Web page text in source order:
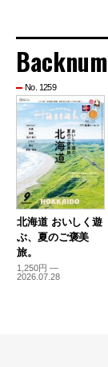
No. 1259
北海道 おいしく遊
ぶ、夏のご褒美
旅。
1,250円 —
2026.07.28